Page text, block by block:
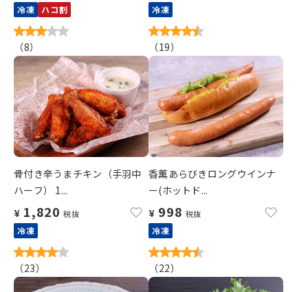
冷凍 ハコ割
（8）
冷凍
（19）
骨付き辛うまチキン（手羽中
ハーフ） 1...
¥ 1,820 税抜
冷凍
（23）
香薫あらびきロングウインナ
ー(ホットド...
¥ 998 税抜
冷凍
（22）